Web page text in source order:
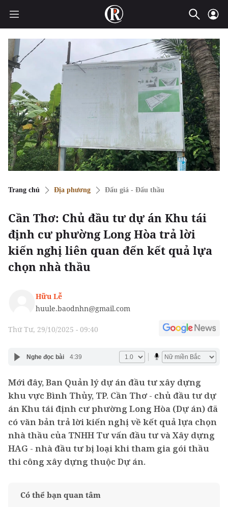
Trang chủ Địa phương Đấu giá - Đấu thầu
Cần Thơ: Chủ đầu tư dự án Khu tái
định cư phường Long Hòa trả lời
kiến nghị liên quan đến kết quả lựa
chọn nhà thầu
Hữu Lễ
huule.baodnhn@gmail.com
Thứ Tư, 29/10/2025 - 09:40
Nghe đọc bài 4:39
Mới đây, Ban Quản lý dự án đầu tư xây dựng
khu vực Bình Thủy, TP. Cần Thơ - chủ đầu tư dự
án Khu tái định cư phường Long Hòa (Dự án) đã
có văn bản trả lời kiến nghị về kết quả lựa chọn
nhà thầu của TNHH Tư vấn đầu tư và Xây dựng
HAG - nhà đầu tư bị loại khi tham gia gói thầu
thi công xây dựng thuộc Dự án.
Có thể bạn quan tâm